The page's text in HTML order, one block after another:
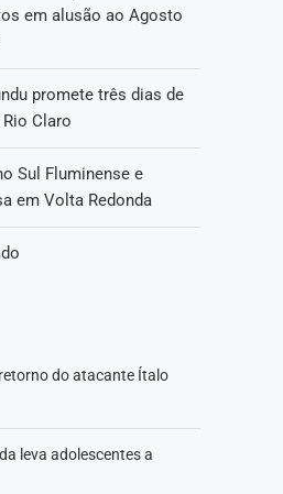
em alusão ao Agosto
promete três dias de
Claro
Sul Fluminense e
em Volta Redonda
do atacante Ítalo
leva adolescentes a